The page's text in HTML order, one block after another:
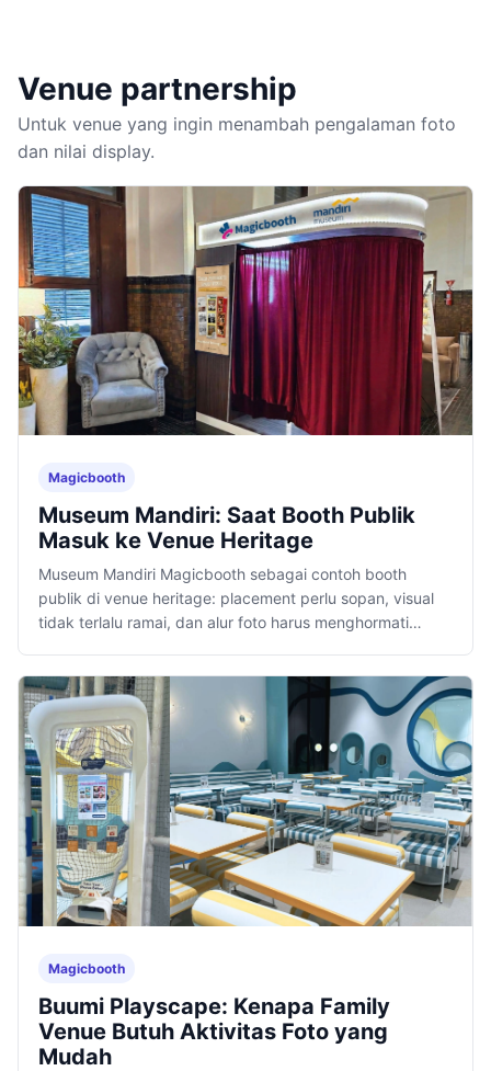
Venue partnership
Untuk venue yang ingin menambah pengalaman foto
dan nilai display.
Magicbooth
Museum Mandiri: Saat Booth Publik
Masuk ke Venue Heritage
Museum Mandiri Magicbooth sebagai contoh booth
publik di venue heritage: placement perlu sopan, visual
tidak terlalu ramai, dan alur foto harus menghormati
Magicbooth
Buumi Playscape: Kenapa Family
Venue Butuh Aktivitas Foto yang
Mudah